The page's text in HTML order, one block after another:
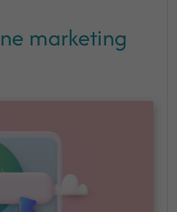
marketing